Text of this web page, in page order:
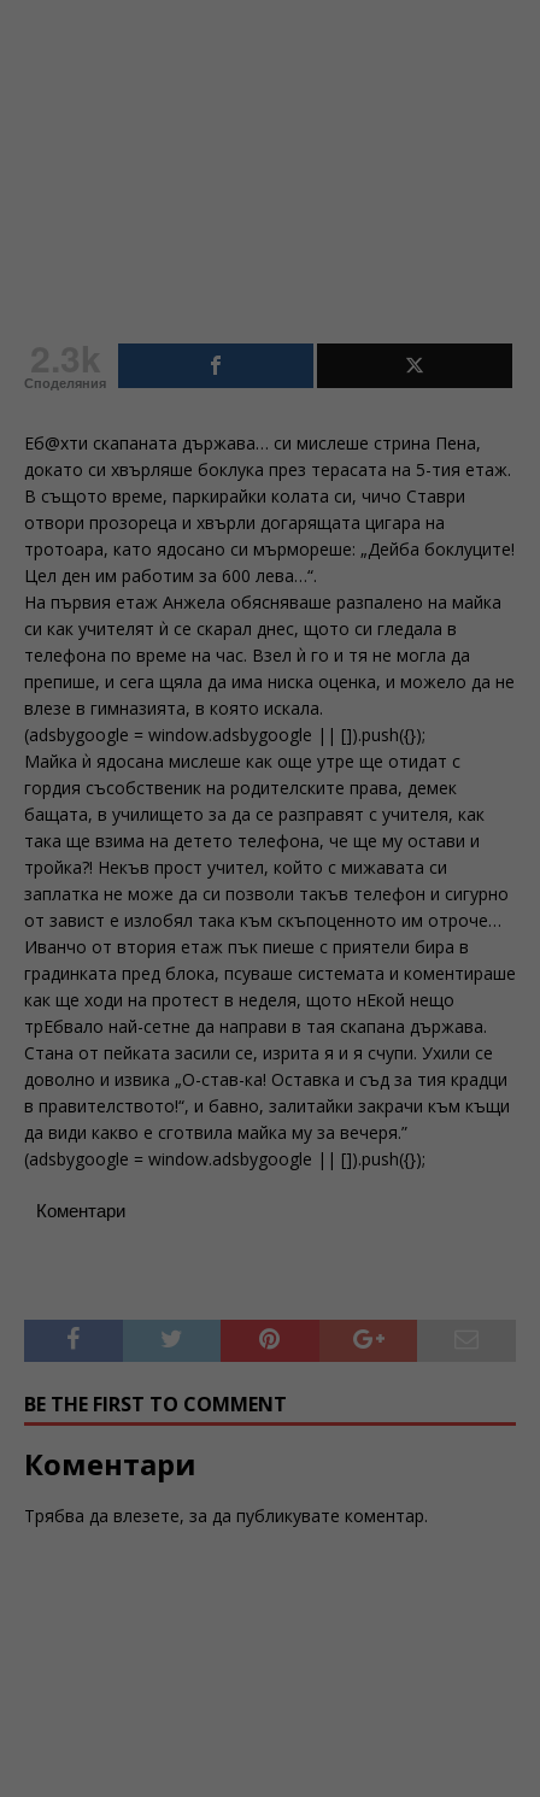
Споделяния
Еб@хти скапаната държава… си мислеше стрина Пена,
докато си хвърляше боклука през терасата на 5-тия етаж.
В същото време, паркирайки колата си, чичо Ставри
отвори прозореца и хвърли догарящата цигара на
тротоара, като ядосано си мърмореше: „Дейба боклуците!
Цел ден им работим за 600 лева…“.
На първия етаж Анжела обясняваше разпалено на майка
си как учителят ѝ се скарал днес, щото си гледала в
телефона по време на час. Взел ѝ го и тя не могла да
препише, и сега щяла да има ниска оценка, и можело да не
влезе в гимназията, в която искала.
(adsbygoogle = window.adsbygoogle || []).push({});
Майка ѝ ядосана мислеше как още утре ще отидат с
гордия съсобственик на родителските права, демек
бащата, в училището за да се разправят с учителя, как
така ще взима на детето телефона, че ще му остави и
тройка?! Некъв прост учител, който с мижавата си
заплатка не може да си позволи такъв телефон и сигурно
от завист е излобял така към скъпоценното им отроче…
Иванчо от втория етаж пък пиеше с приятели бира в
градинката пред блока, псуваше системата и коментираше
как ще ходи на протест в неделя, щото нЕкой нещо
трЕбвало най-сетне да направи в тая скапана държава.
Стана от пейката засили се, изрита я и я счупи. Ухили се
доволно и извика „О-став-ка! Оставка и съд за тия крадци
в правителството!“, и бавно, залитайки закрачи към къщи
да види какво е сготвила майка му за вечеря.”
(adsbygoogle = window.adsbygoogle || []).push({});
Коментари
BE THE FIRST TO COMMENT
Коментари
Трябва да влезете, за да публикувате коментар.